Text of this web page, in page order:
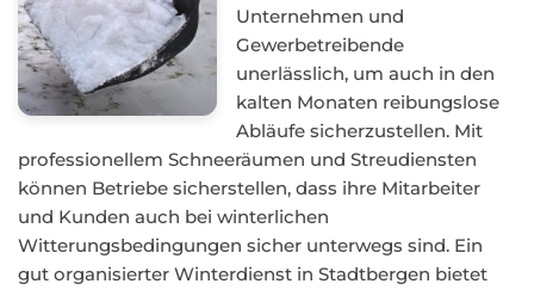
Unternehmen und
Gewerbetreibende
unerlässlich, um auch in den
kalten Monaten reibungslose
Abläufe sicherzustellen. Mit
professionellem Schneeräumen und Streudiensten
können Betriebe sicherstellen, dass ihre Mitarbeiter
und Kunden auch bei winterlichen
Witterungsbedingungen sicher unterwegs sind. Ein
gut organisierter Winterdienst in Stadtbergen bietet